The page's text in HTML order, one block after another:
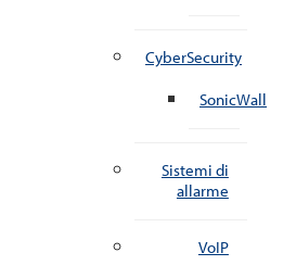
CyberSecurity
SonicWall
Sistemi di
allarme
VoIP